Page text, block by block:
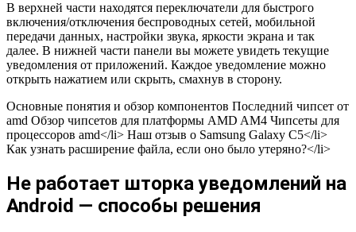
В верхней части находятся переключатели для быстрого
включения/отключения беспроводных сетей, мобильной
передачи данных, настройки звука, яркости экрана и так
далее. В нижней части панели вы можете увидеть текущие
уведомления от приложений. Каждое уведомление можно
открыть нажатием или скрыть, смахнув в сторону.
Основные понятия и обзор компонентов Последний чипсет от
amd Обзор чипсетов для платформы AMD AM4 Чипсеты для
процессоров amd</li> Наш отзыв о Samsung Galaxy C5</li>
Как узнать расширение файла, если оно было утеряно?</li>
Не работает шторка уведомлений на
Android — способы решения